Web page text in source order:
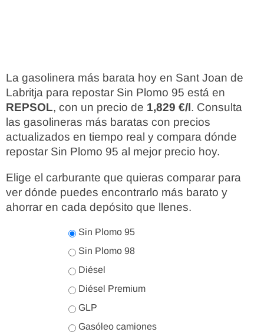
La gasolinera más barata hoy en Sant Joan de
Labritja para repostar Sin Plomo 95 está en
REPSOL, con un precio de 1,829 €/l. Consulta
las gasolineras más baratas con precios
actualizados en tiempo real y compara dónde
repostar Sin Plomo 95 al mejor precio hoy.
Elige el carburante que quieras comparar para
ver dónde puedes encontrarlo más barato y
ahorrar en cada depósito que llenes.
Sin Plomo 95
Sin Plomo 98
Diésel
Diésel Premium
GLP
Gasóleo camiones